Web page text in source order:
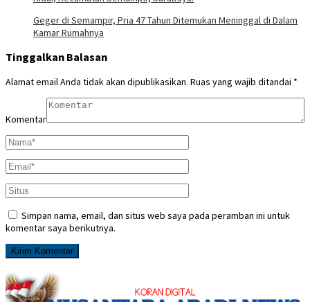
Geger di Semampir, Pria 47 Tahun Ditemukan Meninggal di Dalam
Kamar Rumahnya
Tinggalkan Balasan
Alamat email Anda tidak akan dipublikasikan. Ruas yang wajib ditandai *
Komentar
Simpan nama, email, dan situs web saya pada peramban ini untuk
komentar saya berikutnya.